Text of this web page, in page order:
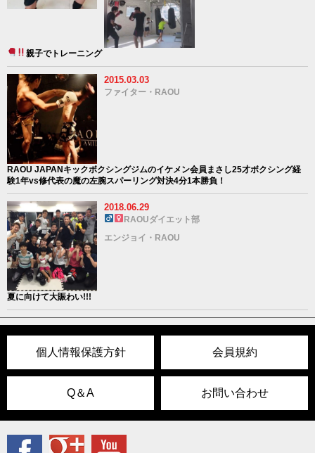
親子でトレーニング
2015.03.03
ファイター・RAOU
RAOU JAPANキックボクシングジムのイケメン会員まさし25才ボクシング経
験1年vs修代表の魔の左腕スパーリング対決4分1本勝負！
2018.06.29
RAOUダイエット部
エンジョイ・RAOU
夏に向けて大賑わい!!!
個人情報保護方針 会員規約
Q＆A お問い合わせ